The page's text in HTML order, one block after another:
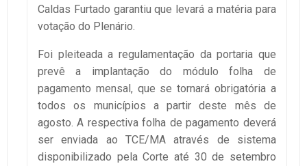
Caldas Furtado garantiu que levará a matéria para
votação do Plenário.
Foi pleiteada a regulamentação da portaria que
prevê a implantação do módulo folha de
pagamento mensal, que se tornará obrigatória a
todos os municípios a partir deste mês de
agosto. A respectiva folha de pagamento deverá
ser enviada ao TCE/MA através de sistema
disponibilizado pela Corte até 30 de setembro